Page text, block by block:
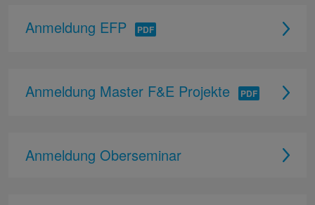
Anmeldung EFP
Anmeldung Master F&E Projekte
Anmeldung Oberseminar